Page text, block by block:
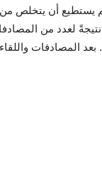
أن يتخلص
نتيجةً لعدد من
بعد المصادفات